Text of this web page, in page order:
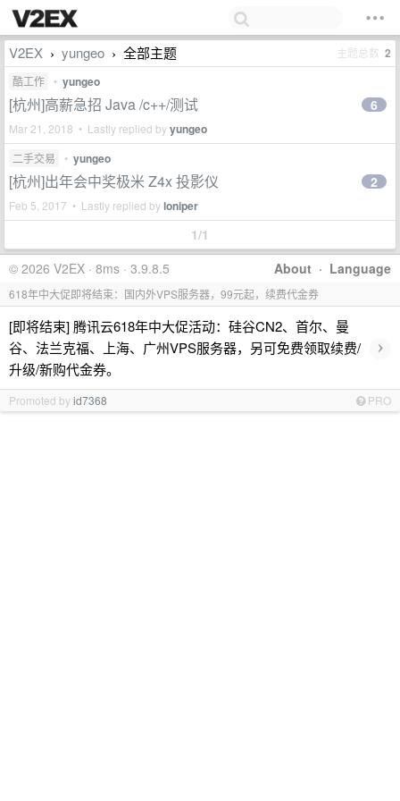
V2EX › yungeo › 全部主题 主题总数 2
酷工作 • yungeo
[杭州]高薪急招 Java /c++/测试
Mar 21, 2018 • Lastly replied byyungeo
6
二手交易 • yungeo
[杭州]出年会中奖极米 Z4x 投影仪
Feb 5, 2017 • Lastly replied byloniper
2
1/1
About · Language
© 2026 V2EX · 8ms · 3.9.8.5
618年中大促即将结束：国内外VPS服务器，99元起，续费代金券
[即将结束] 腾讯云618年中大促活动：硅谷CN2、首尔、曼
谷、法兰克福、上海、广州VPS服务器，另可免费领取续费/
升级/新购代金券。
›
Promoted byid7368 PRO